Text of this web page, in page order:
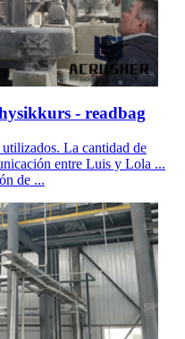
- readbag
La cantidad de
entre Luis y Lola ...
de ...